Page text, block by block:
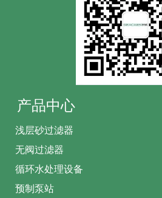
产品中心
浅层砂过滤器
无阀过滤器
循环水处理设备
预制泵站